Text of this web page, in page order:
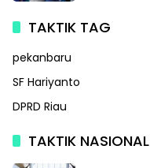
TAKTIK TAG
pekanbaru
SF Hariyanto
DPRD Riau
TAKTIK NASIONAL